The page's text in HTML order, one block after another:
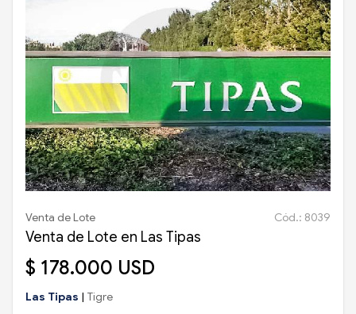
Venta de Lote Cód.: 8039
Venta de Lote en Las Tipas
$ 178.000 USD
Las Tipas | Tigre